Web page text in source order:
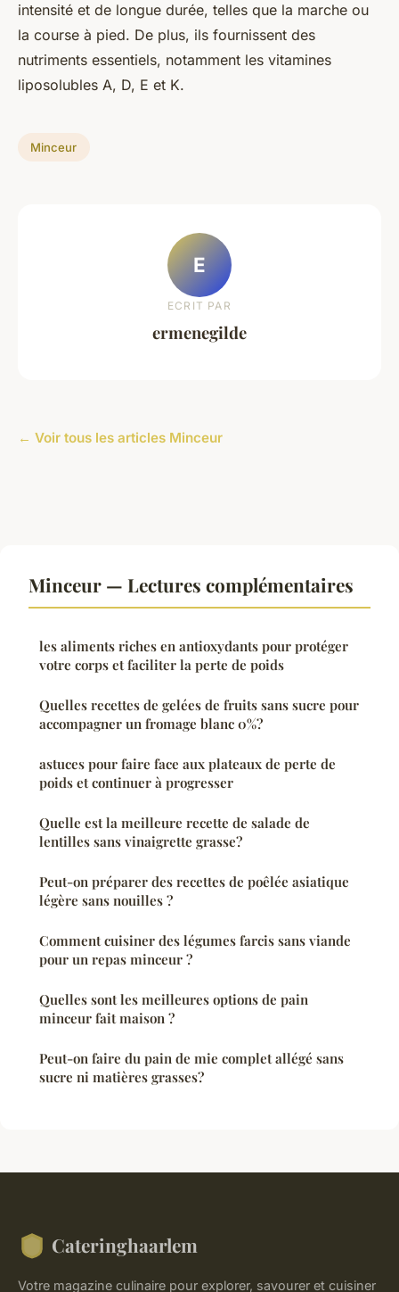
intensité et de longue durée, telles que la marche ou
la course à pied. De plus, ils fournissent des
nutriments essentiels, notamment les vitamines
liposolubles A, D, E et K.
Minceur
E
ECRIT PAR
ermenegilde
← Voir tous les articles Minceur
Minceur — Lectures complémentaires
les aliments riches en antioxydants pour protéger
votre corps et faciliter la perte de poids
Quelles recettes de gelées de fruits sans sucre pour
accompagner un fromage blanc 0%?
astuces pour faire face aux plateaux de perte de
poids et continuer à progresser
Quelle est la meilleure recette de salade de
lentilles sans vinaigrette grasse?
Peut-on préparer des recettes de poêlée asiatique
légère sans nouilles ?
Comment cuisiner des légumes farcis sans viande
pour un repas minceur ?
Quelles sont les meilleures options de pain
minceur fait maison ?
Peut-on faire du pain de mie complet allégé sans
sucre ni matières grasses?
Cateringhaarlem
Votre magazine culinaire pour explorer, savourer et cuisiner